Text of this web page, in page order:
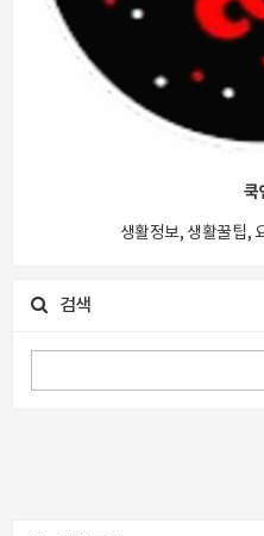
쿡
생활정보, 생활꿀팁,
검색